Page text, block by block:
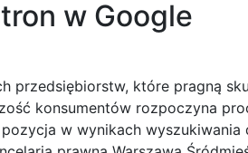
w Google
przedsiębiorstw, które pragną
konsumentów rozpoczyna
w wynikach wyszukiwania